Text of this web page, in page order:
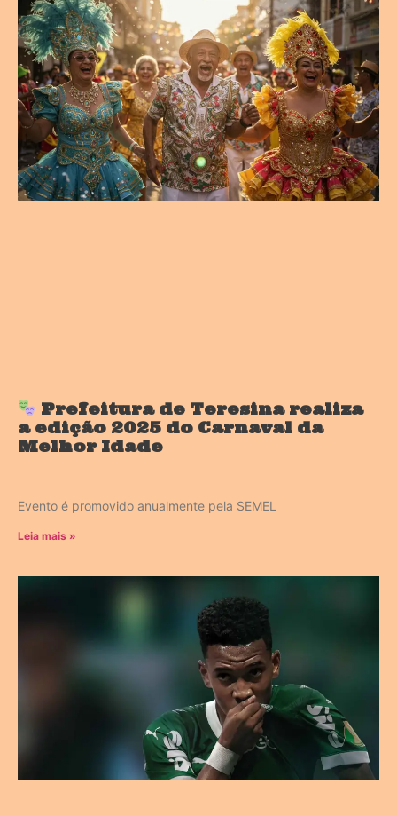
Prefeitura de Teresina realiza
a edição 2025 do Carnaval da
Melhor Idade
Evento é promovido anualmente pela SEMEL
Leia mais »